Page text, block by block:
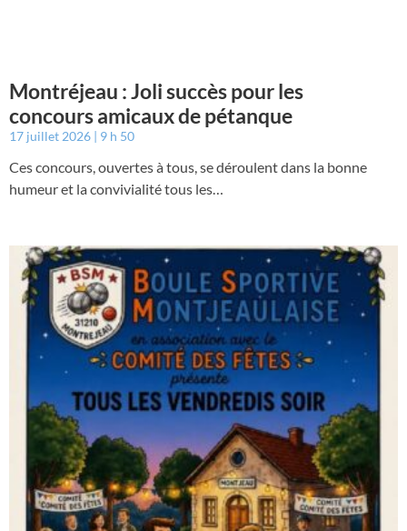
Montréjeau : Joli succès pour les
concours amicaux de pétanque
17 juillet 2026 9 h 50
Ces concours, ouvertes à tous, se déroulent dans la bonne
humeur et la convivialité tous les…